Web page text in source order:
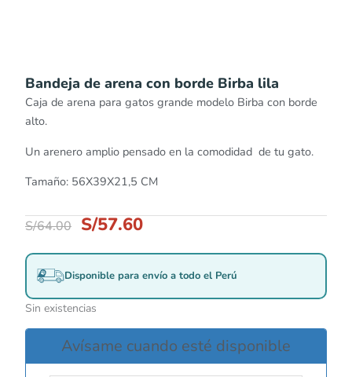
Bandeja de arena con borde Birba lila
Caja de arena para gatos grande modelo Birba con borde
alto.
Un arenero amplio pensado en la comodidad de tu gato.
Tamaño: 56X39X21,5 CM
S/64.00 S/57.60
Disponible para envío a todo el Perú
Sin existencias
Avísame cuando esté disponible